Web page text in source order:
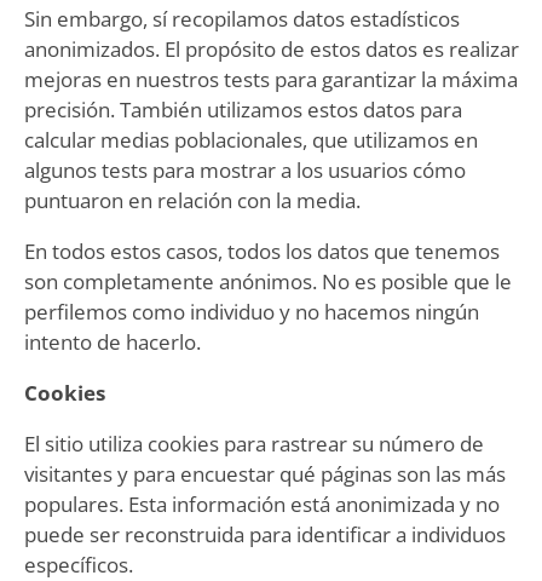
Sin embargo, sí recopilamos datos estadísticos
anonimizados. El propósito de estos datos es realizar
mejoras en nuestros tests para garantizar la máxima
precisión. También utilizamos estos datos para
calcular medias poblacionales, que utilizamos en
algunos tests para mostrar a los usuarios cómo
puntuaron en relación con la media.
En todos estos casos, todos los datos que tenemos
son completamente anónimos. No es posible que le
perfilemos como individuo y no hacemos ningún
intento de hacerlo.
Cookies
El sitio utiliza cookies para rastrear su número de
visitantes y para encuestar qué páginas son las más
populares. Esta información está anonimizada y no
puede ser reconstruida para identificar a individuos
específicos.